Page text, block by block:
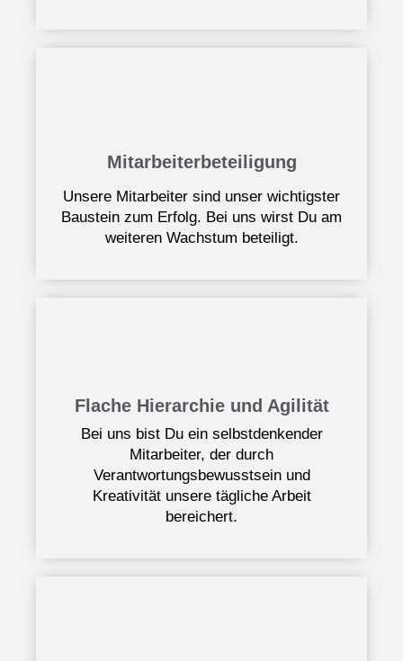
Mitarbeiterbeteiligung
Unsere Mitarbeiter sind unser wichtigster
Baustein zum Erfolg. Bei uns wirst Du am
weiteren Wachstum beteiligt.
Flache Hierarchie und Agilität
Bei uns bist Du ein selbstdenkender
Mitarbeiter, der durch
Verantwortungsbewusstsein und
Kreativität unsere tägliche Arbeit
bereichert.